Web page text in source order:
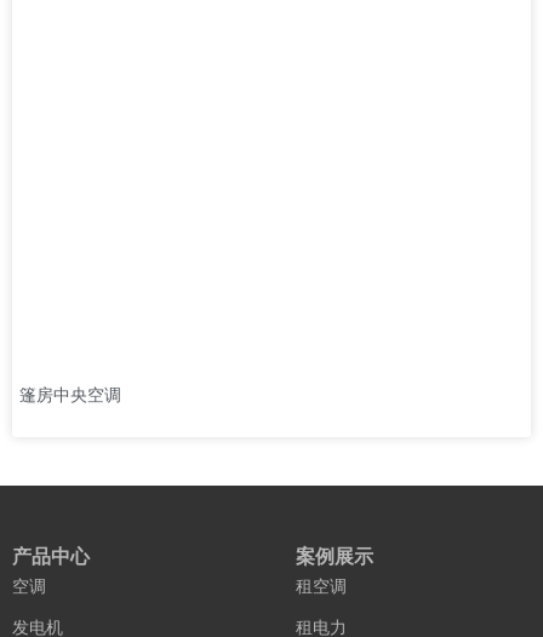
篷房中央空调
产品中心
空调
发电机
案例展示
租空调
租电力